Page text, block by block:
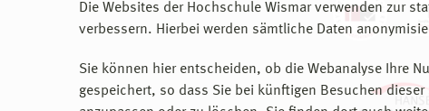
Die Websites der Hochschule Wismar verwenden zur
verbessern. Hierbei werden sämtliche Daten
Sie können hier entscheiden, ob die Webanalyse Ihre
gespeichert, so dass Sie bei künftigen Besuchen